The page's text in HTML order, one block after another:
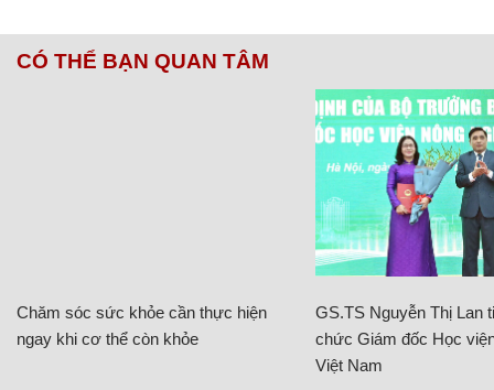
CÓ THỂ BẠN QUAN TÂM
Chăm sóc sức khỏe cần thực hiện
ngay khi cơ thể còn khỏe
GS.TS Nguyễn Thị Lan
chức Giám đốc Học
Việt Nam